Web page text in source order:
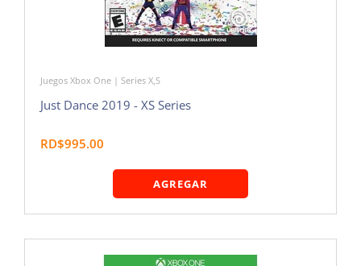
Juegos Xbox One | Series X,S
Just Dance 2019 - XS Series
RD$995.00
AGREGAR